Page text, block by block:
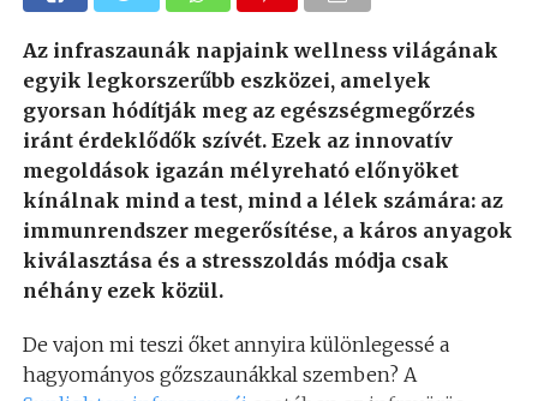
Az infraszaunák napjaink wellness világának
egyik legkorszerűbb eszközei, amelyek
gyorsan hódítják meg az egészségmegőrzés
iránt érdeklődők szívét. Ezek az innovatív
megoldások igazán mélyreható előnyöket
kínálnak mind a test, mind a lélek számára: az
immunrendszer megerősítése, a káros anyagok
kiválasztása és a stresszoldás módja csak
néhány ezek közül.
De vajon mi teszi őket annyira különlegessé a
hagyományos gőzszaunákkal szemben? A